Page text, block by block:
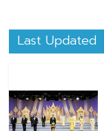
Last Updated